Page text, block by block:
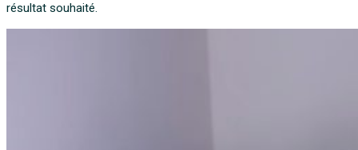
résultat souhaité.